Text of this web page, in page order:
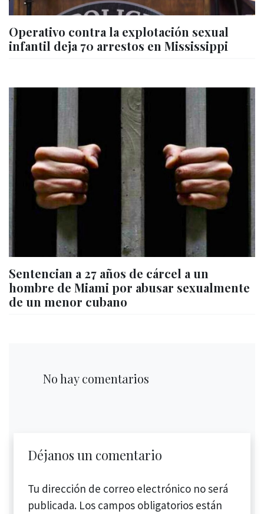
Operativo contra la explotación sexual
infantil deja 70 arrestos en Mississippi
Sentencian a 27 años de cárcel a un
hombre de Miami por abusar sexualmente
de un menor cubano
No hay comentarios
Déjanos un comentario
Tu dirección de correo electrónico no será
publicada. Los campos obligatorios están